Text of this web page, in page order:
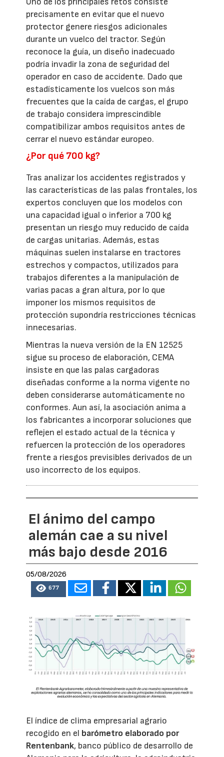
precisamente en evitar que el nuevo
protector genere riesgos adicionales
durante un vuelco del tractor. Según
reconoce la guía, un diseño inadecuado
podría invadir la zona de seguridad del
operador en caso de accidente. Dado que
estadísticamente los vuelcos son más
frecuentes que la caída de cargas, el grupo
de trabajo considera imprescindible
compatibilizar ambos requisitos antes de
cerrar el nuevo estándar europeo.
¿Por qué 700 kg?
Tras analizar los accidentes registrados y
las características de las palas frontales, los
expertos concluyen que los modelos con
una capacidad igual o inferior a 700 kg
presentan un riesgo muy reducido de caída
de cargas unitarias. Además, estas
máquinas suelen instalarse en tractores
estrechos y compactos, utilizados para
trabajos diferentes a la manipulación de
varias pacas a gran altura, por lo que
imponer los mismos requisitos de
protección supondría restricciones técnicas
innecesarias.
Mientras la nueva versión de la EN 12525
sigue su proceso de elaboración, CEMA
insiste en que las palas cargadoras
diseñadas conforme a la norma vigente no
deben considerarse automáticamente no
conformes. Aun así, la asociación anima a
los fabricantes a incorporar soluciones que
reflejen el estado actual de la técnica y
refuercen la protección de los operadores
frente a riesgos previsibles derivados de un
uso incorrecto de los equipos.
El ánimo del campo
alemán cae a su nivel
más bajo desde 2016
05/08/2026
677
El índice de clima empresarial agrario
recogido en el barómetro elaborado por
Rentenbank, banco público de desarrollo de